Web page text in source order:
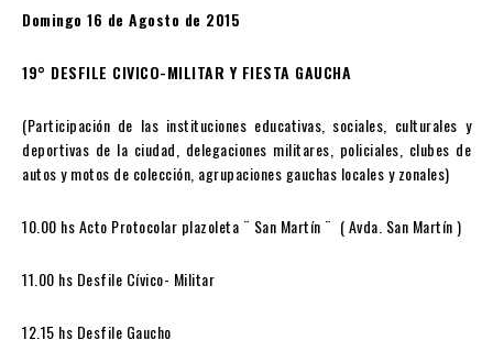
Domingo 16 de Agosto de 2015
19° DESFILE CIVICO-MILITAR Y FIESTA GAUCHA
(Participación de las instituciones educativas, sociales, culturales y
deportivas de la ciudad, delegaciones militares, policiales, clubes de
autos y motos de colección, agrupaciones gauchas locales y zonales)
10.00 hs Acto Protocolar plazoleta ¨ San Martín ¨ ( Avda. San Martín )
11.00 hs Desfile Cívico- Militar
12.15 hs Desfile Gaucho